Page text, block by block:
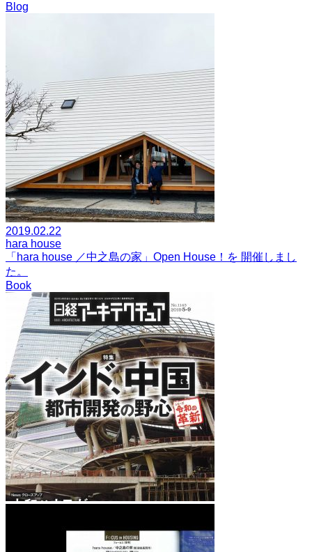
Blog
2019.02.22
hara house
「hara house ／中之島の家」Open House！を 開催しまし
た。
Book